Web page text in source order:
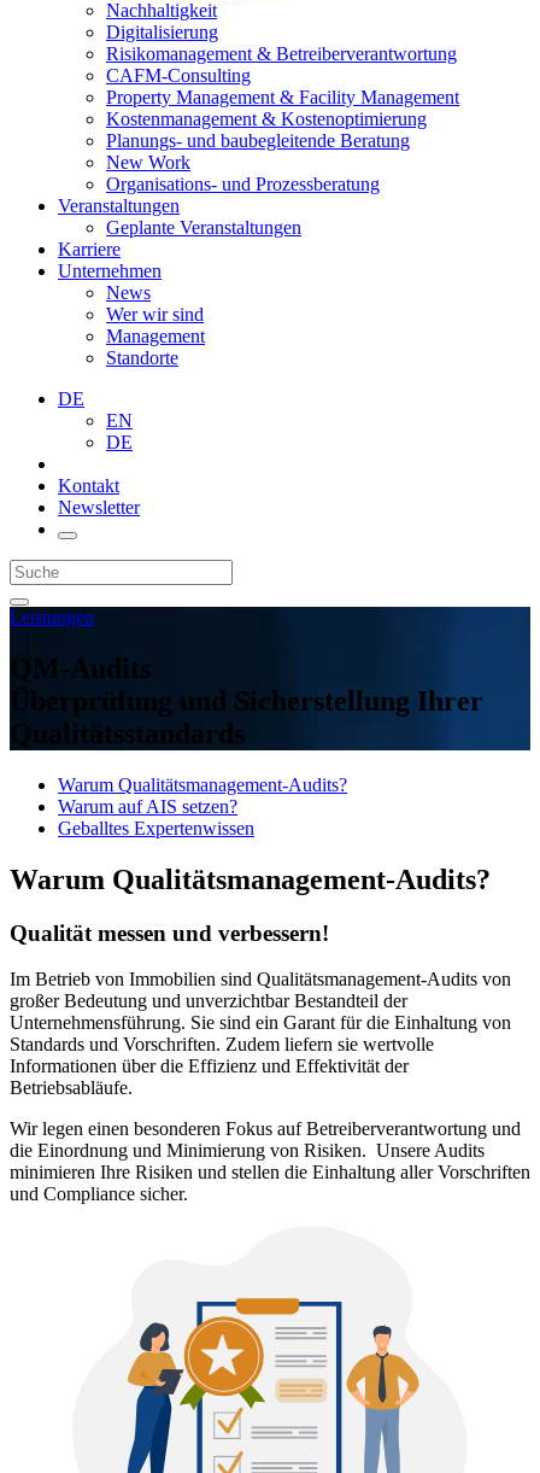
Nachhaltigkeit
Digitalisierung
Risikomanagement & Betreiberverantwortung
CAFM-Consulting
Property Management & Facility Management
Kostenmanagement & Kostenoptimierung
Planungs- und baubegleitende Beratung
New Work
Organisations- und Prozessberatung
Veranstaltungen
Geplante Veranstaltungen
Karriere
Unternehmen
News
Wer wir sind
Management
Standorte
DE
EN
DE
Kontakt
Newsletter
Leistungen
QM-Audits
Überprüfung und Sicherstellung Ihrer
Qualitätsstandards
Warum Qualitätsmanagement-Audits?
Warum auf AIS setzen?
Geballtes Expertenwissen
Warum Qualitätsmanagement-Audits?
Qualität messen und verbessern!
Im Betrieb von Immobilien sind Qualitätsmanagement-Audits von
großer Bedeutung und unverzichtbar Bestandteil der
Unternehmensführung. Sie sind ein Garant für die Einhaltung von
Standards und Vorschriften. Zudem liefern sie wertvolle
Informationen über die Effizienz und Effektivität der
Betriebsabläufe.
Wir legen einen besonderen Fokus auf Betreiberverantwortung und
die Einordnung und Minimierung von Risiken. Unsere Audits
minimieren Ihre Risiken und stellen die Einhaltung aller Vorschriften
und Compliance sicher.